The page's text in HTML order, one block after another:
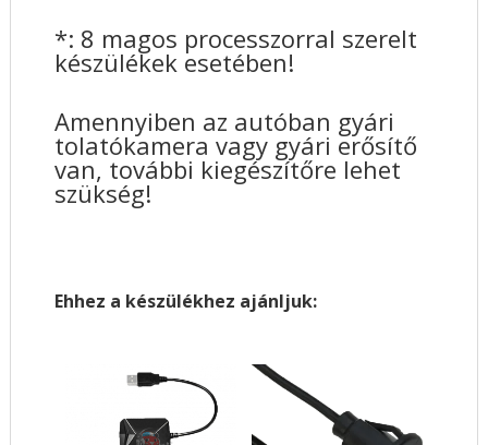
*: 8 magos processzorral szerelt
készülékek esetében!
Amennyiben az autóban gyári
tolatókamera vagy gyári erősítő
van, további kiegészítőre lehet
szükség!
Ehhez a készülékhez ajánljuk: